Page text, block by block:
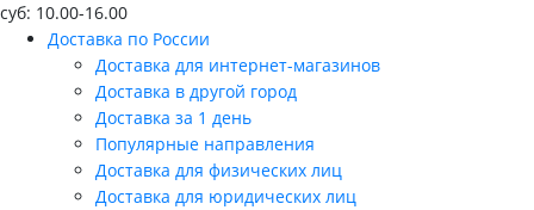
суб: 10.00-16.00
Доставка по России
Доставка для интернет-магазинов
Доставка в другой город
Доставка за 1 день
Популярные направления
Доставка для физических лиц
Доставка для юридических лиц